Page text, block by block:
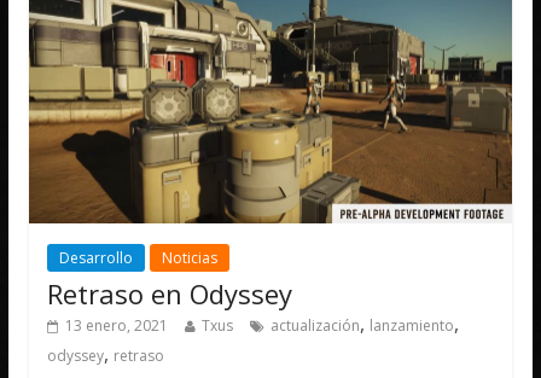
Desarrollo Noticias
Retraso en Odyssey
13 enero, 2021 Txus actualización, lanzamiento,
odyssey, retraso